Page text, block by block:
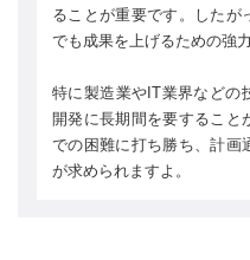
ることが重要です。したが
でも成果を上げるための強
特に製造業やIT業界などの
開発に長期間を要すること
での困難に打ち勝ち、計画
が求められますよ。